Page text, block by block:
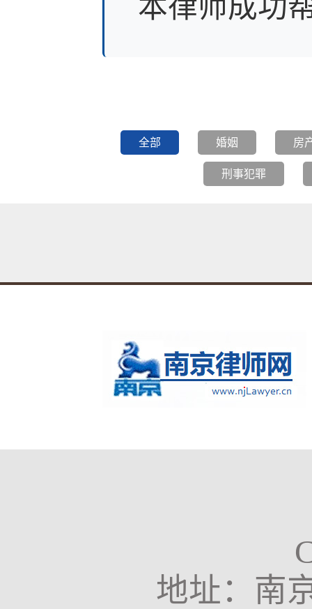
本律师成功
全部 婚姻 房
刑事犯罪
地址：南